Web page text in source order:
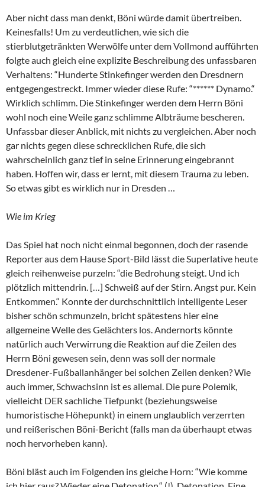
Aber nicht dass man denkt, Böni würde damit übertreiben.
Keinesfalls! Um zu verdeutlichen, wie sich die
stierblutgetränkten Werwölfe unter dem Vollmond aufführten
folgte auch gleich eine explizite Beschreibung des unfassbaren
Verhaltens: “Hunderte Stinkefinger werden den Dresdnern
entgegengestreckt. Immer wieder diese Rufe: “****** Dynamo.“
Wirklich schlimm. Die Stinkefinger werden dem Herrn Böni
wohl noch eine Weile ganz schlimme Albträume bescheren.
Unfassbar dieser Anblick, mit nichts zu vergleichen. Aber noch
gar nichts gegen diese schrecklichen Rufe, die sich
wahrscheinlich ganz tief in seine Erinnerung eingebrannt
haben. Hoffen wir, dass er lernt, mit diesem Trauma zu leben.
So etwas gibt es wirklich nur in Dresden …
Wie im Krieg
Das Spiel hat noch nicht einmal begonnen, doch der rasende
Reporter aus dem Hause Sport-Bild lässt die Superlative heute
gleich reihenweise purzeln: “die Bedrohung steigt. Und ich
plötzlich mittendrin. […] Schweiß auf der Stirn. Angst pur. Kein
Entkommen.“ Konnte der durchschnittlich intelligente Leser
bisher schön schmunzeln, bricht spätestens hier eine
allgemeine Welle des Gelächters los. Andernorts könnte
natürlich auch Verwirrung die Reaktion auf die Zeilen des
Herrn Böni gewesen sein, denn was soll der normale
Dresdener-Fußballanhänger bei solchen Zeilen denken? Wie
auch immer, Schwachsinn ist es allemal. Die pure Polemik,
vielleicht DER sachliche Tiefpunkt (beziehungsweise
humoristische Höhepunkt) in einem unglaublich verzerrten
und reißerischen Böni-Bericht (falls man da überhaupt etwas
noch hervorheben kann).
Böni bläst auch im Folgenden ins gleiche Horn: “Wie komme